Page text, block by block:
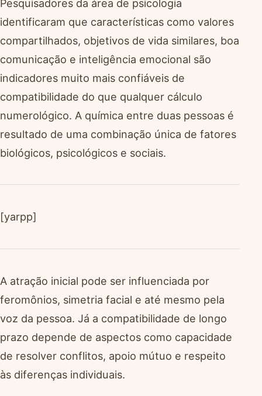
Pesquisadores da área de psicologia
identificaram que características como valores
compartilhados, objetivos de vida similares, boa
comunicação e inteligência emocional são
indicadores muito mais confiáveis de
compatibilidade do que qualquer cálculo
numerológico. A química entre duas pessoas é
resultado de uma combinação única de fatores
biológicos, psicológicos e sociais.
[yarpp]
A atração inicial pode ser influenciada por
feromônios, simetria facial e até mesmo pela
voz da pessoa. Já a compatibilidade de longo
prazo depende de aspectos como capacidade
de resolver conflitos, apoio mútuo e respeito
às diferenças individuais.